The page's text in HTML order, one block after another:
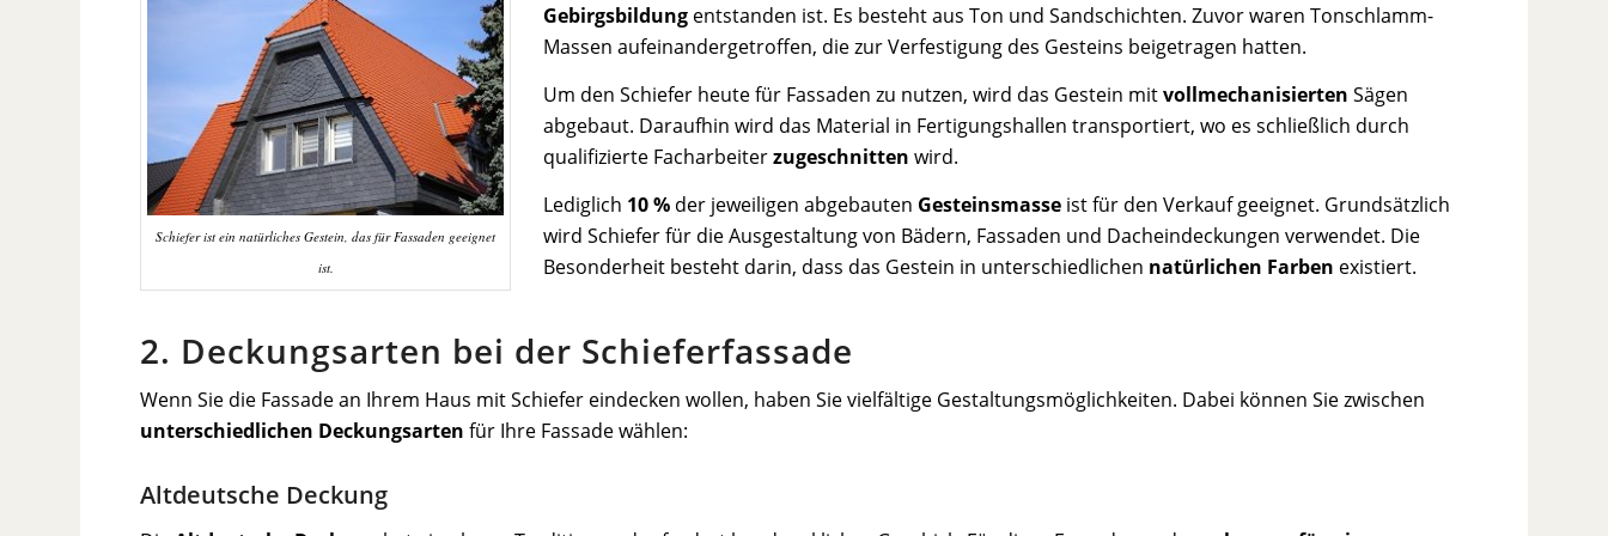
Schiefer ist ein natürliches Gestein, das für Fassaden geeignet
ist.
Gebirgsbildung entstanden ist. Es besteht aus Ton und Sandschichten. Zuvor waren Tonschlamm-
Massen aufeinandergetroffen, die zur Verfestigung des Gesteins beigetragen hatten.
Um den Schiefer heute für Fassaden zu nutzen, wird das Gestein mitvollmechanisierten Sägen
abgebaut. Daraufhin wird das Material in Fertigungshallen transportiert, wo es schließlich durch
qualifizierte Facharbeiterzugeschnitten wird.
Lediglich 10 % der jeweiligen abgebauten Gesteinsmasse ist für den Verkauf geeignet. Grundsätzlich
wird Schiefer für die Ausgestaltung von Bädern, Fassaden und Dacheindeckungen verwendet. Die
Besonderheit besteht darin, dass das Gestein in unterschiedlichen natürlichen Farben existiert.
2. Deckungsarten bei der Schieferfassade
Wenn Sie die Fassade an Ihrem Haus mit Schiefer eindecken wollen, haben Sie vielfältige Gestaltungsmöglichkeiten. Dabei können Sie zwischen
unterschiedlichen Deckungsarten für Ihre Fassade wählen:
Altdeutsche Deckung